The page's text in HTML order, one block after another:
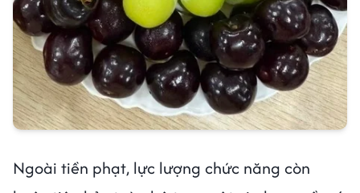
Ngoài tiền phạt, lực lượng chức năng còn